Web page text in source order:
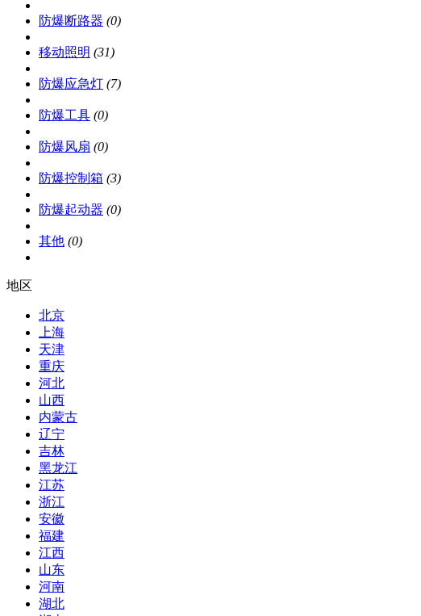
防爆断路器 (0)
移动照明 (31)
防爆应急灯 (7)
防爆工具 (0)
防爆风扇 (0)
防爆控制箱 (3)
防爆起动器 (0)
其他 (0)
地区
北京
上海
天津
重庆
河北
山西
内蒙古
辽宁
吉林
黑龙江
江苏
浙江
安徽
福建
江西
山东
河南
湖北